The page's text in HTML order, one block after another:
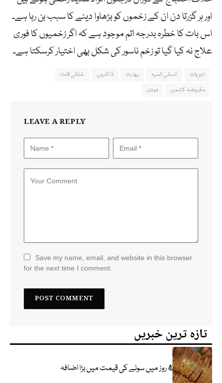
اور ہر گزرتا دن ان کے زخموں کو بڑھاوا دینے کا سبب بن رہا ہے۔
اس بات کا خطرہ بدرجہ اتم موجود ہے کہ اگر زخمیوں کا فوری
علاج نہ کیا گیا تو زخم ناسور کی شکل بھی اختیار کرسکتا ہے۔
ادویات انسانی المیہ بھارت ڈاکٹروں
غذائی قلت
مقبوضہ کشمیر
مودی
LEAVE A REPLY
Save my name, email, and website in this browser
for the next time I comment.
تازہ ترین خبریں
4 روز میں سونے کی قیمت میں بڑا اضافہ